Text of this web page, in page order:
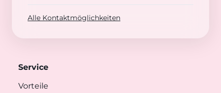
Alle Kontaktmöglichkeiten
Service
Vorteile